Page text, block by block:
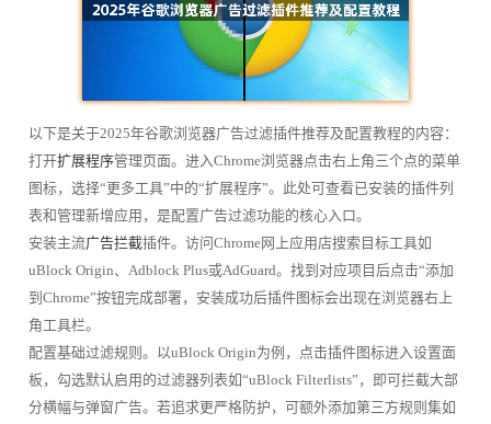
以下是关于2025年谷歌浏览器广告过滤插件推荐及配置教程的内容：
打开扩展程序管理页面。进入Chrome浏览器点击右上角三个点的菜单
图标，选择“更多工具”中的“扩展程序”。此处可查看已安装的插件列
表和管理新增应用，是配置广告过滤功能的核心入口。
安装主流广告拦截插件。访问Chrome网上应用店搜索目标工具如
uBlock Origin、Adblock Plus或AdGuard。找到对应项目后点击“添加
到Chrome”按钮完成部署，安装成功后插件图标会出现在浏览器右上
角工具栏。
配置基础过滤规则。以uBlock Origin为例，点击插件图标进入设置面
板，勾选默认启用的过滤器列表如“uBlock Filterlists”，即可拦截大部
分横幅与弹窗广告。若追求更严格防护，可额外添加第三方规则集如